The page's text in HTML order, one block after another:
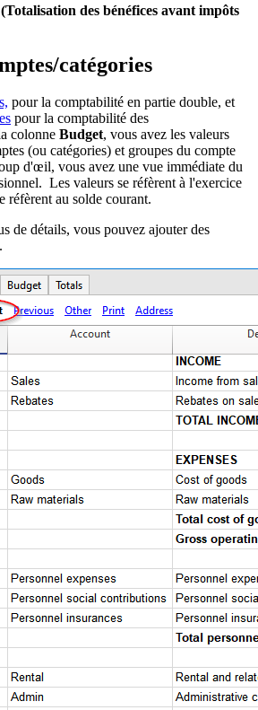
des bénéfices avant impôts
catégories
pour la comptabilité en partie double, et
pour la comptabilité des
colonne Budget, vous avez les valeurs
(ou catégories) et groupes du compte
d'œil, vous avez une vue immédiate du
Les valeurs se réfèrent à l'exercice
réfèrent au solde courant.
de détails, vous pouvez ajouter des